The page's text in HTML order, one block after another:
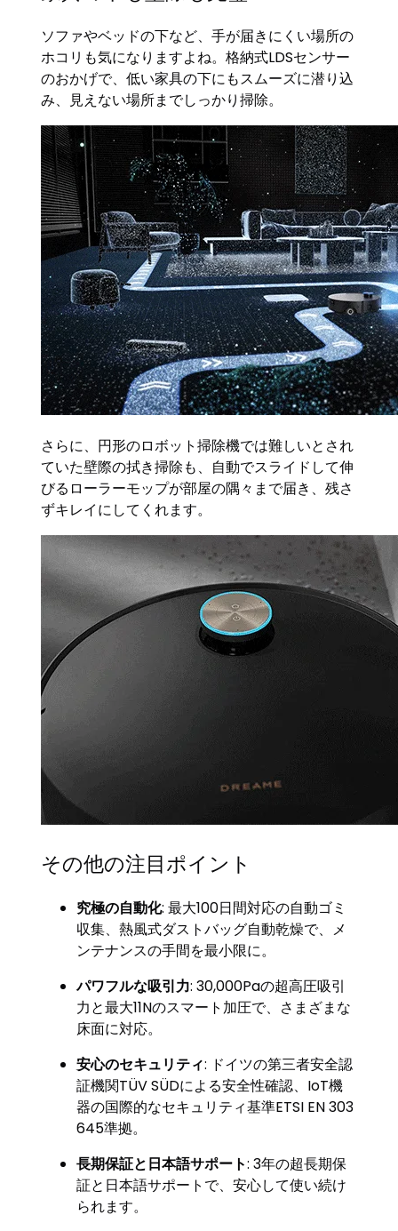
ソファやベッドの下など、手が届きにくい場所の
ホコリも気になりますよね。格納式LDSセンサー
のおかげで、低い家具の下にもスムーズに潜り込
み、見えない場所までしっかり掃除。
さらに、円形のロボット掃除機では難しいとされ
ていた壁際の拭き掃除も、自動でスライドして伸
びるローラーモップが部屋の隅々まで届き、残さ
ずキレイにしてくれます。
その他の注目ポイント
究極の自動化: 最大100日間対応の自動ゴミ
収集、熱風式ダストバッグ自動乾燥で、メ
ンテナンスの手間を最小限に。
パワフルな吸引力: 30,000Paの超高圧吸引
力と最大11Nのスマート加圧で、さまざまな
床面に対応。
安心のセキュリティ: ドイツの第三者安全認
証機関TÜV SÜDによる安全性確認、IoT機
器の国際的なセキュリティ基準ETSI EN 303
645準拠。
長期保証と日本語サポート: 3年の超長期保
証と日本語サポートで、安心して使い続け
られます。